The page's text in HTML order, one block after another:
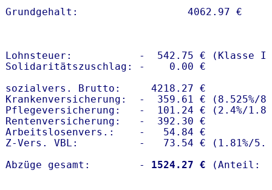
Lohnsteuer:           -  542.75 € (Klasse I)
Solidaritätszuschlag: -    0.00 €
sozialvers. Brutto:     4218.27 €
Krankenversicherung:  -  359.61 € (8.525%/
Pflegeversicherung:   -  101.24 € (2.4%/
Rentenversicherung:   -  392.30 €
Arbeitslosenvers.:    -   54.84 €
Z-Vers. VBL:          -   73.54 € ( 1.81%/
Abzüge gesamt:        -
1524.27 €